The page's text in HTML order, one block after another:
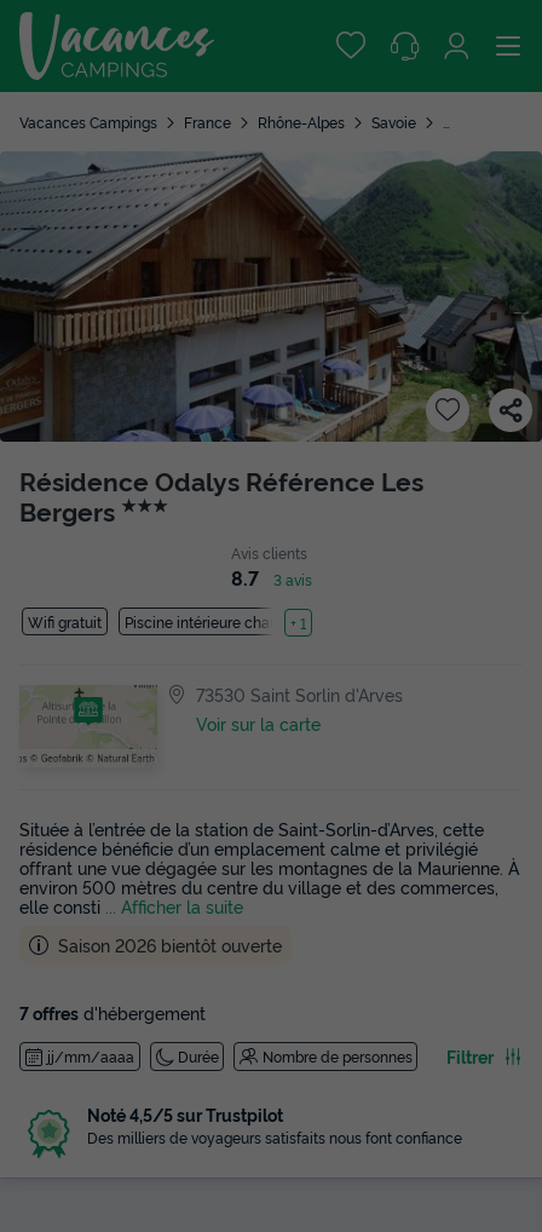
Vacances Campings France Rhône-Alpes Savoie
Résidence Odalys Référence Les
Bergers ★★★
Avis clients
8.7 3 avis
Wifi gratuit Piscine intérieure chauffée
+ 1
73530 Saint Sorlin d'Arves
Voir sur la carte
Située à l’entrée de la station de Saint-Sorlin-d’Arves, cette
résidence bénéficie d’un emplacement calme et privilégié
offrant une vue dégagée sur les montagnes de la Maurienne. À
environ 500 mètres du centre du village et des commerces,
elle consti
... Afficher la suite
Saison 2026 bientôt ouverte
7 offres d'hébergement
jj/mm/aaaa Durée Nombre de personnes Filtrer
Noté 4,5/5 sur Trustpilot
Des milliers de voyageurs satisfaits nous font confiance